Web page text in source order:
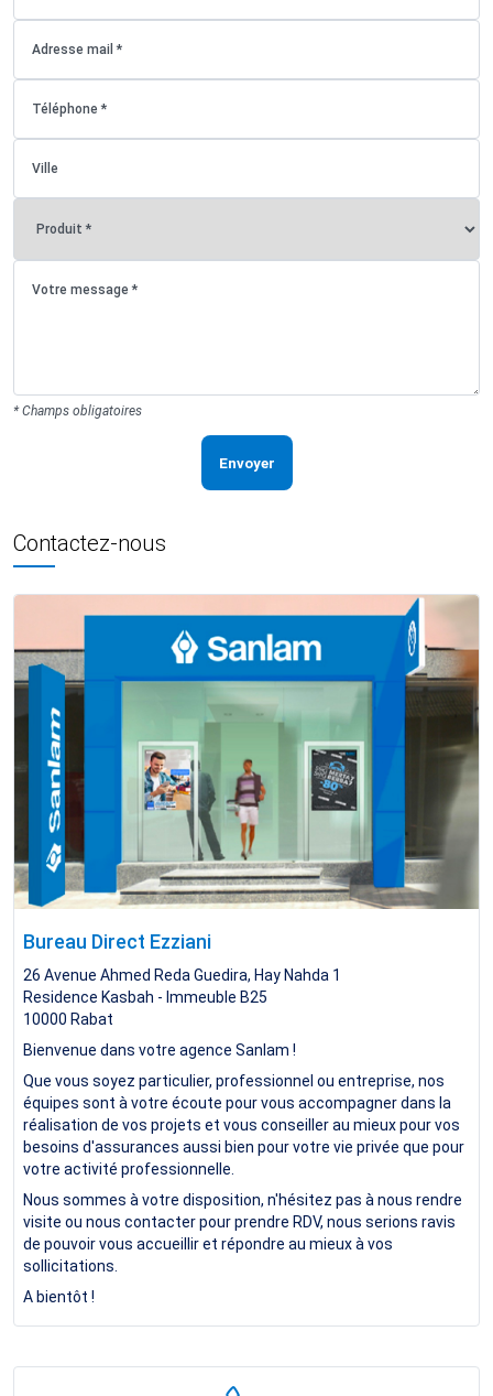
* Champs obligatoires
Envoyer
Contactez-nous
Bureau Direct Ezziani
26 Avenue Ahmed Reda Guedira, Hay Nahda 1
Residence Kasbah - Immeuble B25
10000 Rabat
Bienvenue dans votre agence Sanlam !
Que vous soyez particulier, professionnel ou entreprise, nos
équipes sont à votre écoute pour vous accompagner dans la
réalisation de vos projets et vous conseiller au mieux pour vos
besoins d'assurances aussi bien pour votre vie privée que pour
votre activité professionnelle.
Nous sommes à votre disposition, n'hésitez pas à nous rendre
visite ou nous contacter pour prendre RDV, nous serions ravis
de pouvoir vous accueillir et répondre au mieux à vos
sollicitations.
A bientôt !